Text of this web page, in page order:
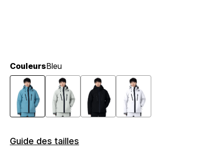
CouleursBleu
Guide des tailles